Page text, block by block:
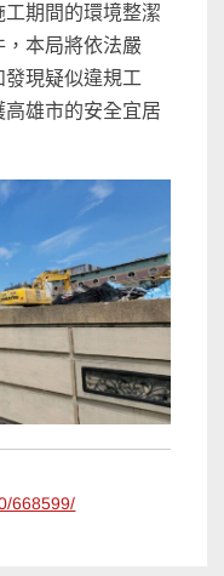
期間的環境整潔
本局將依法嚴
現疑似違規工
雄市的安全宜居
668599/